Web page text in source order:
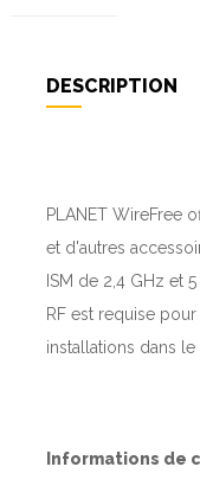
DESCRIPTION
PLANET WireFree
et d'autres
ISM de 2,4 GHz et
RF est requise
installations dans le
Informations de